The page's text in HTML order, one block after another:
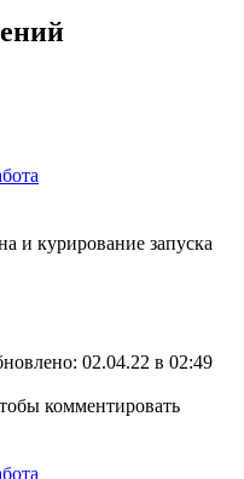
и курирование запуска
02.04.22 в 02:49
комментировать